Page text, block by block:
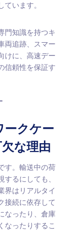
います。
門知識を持つキ
両追跡、スマー
けに、高速デー
信頼性を保証す
ークケー
な理由
す。輸送中の荷
るにしても、
界はリアルタイ
接続に依存して
なったり、倉庫
なったりするこ